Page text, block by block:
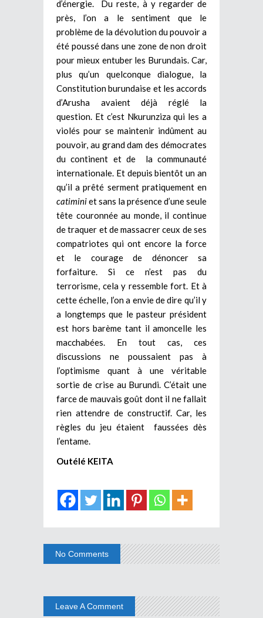
d’énergie. Du reste, à y regarder de
près, l’on a le sentiment que le
problème de la dévolution du pouvoir a
été poussé dans une zone de non droit
pour mieux entuber les Burundais. Car,
plus qu’un quelconque dialogue, la
Constitution burundaise et les accords
d’Arusha avaient déjà réglé la
question. Et c’est Nkurunziza qui les a
violés pour se maintenir indûment au
pouvoir, au grand dam des démocrates
du continent et de la communauté
internationale. Et depuis bientôt un an
qu’il a prêté serment pratiquement en
catiminiet sans la présence d’une seule
tête couronnée au monde, il continue
de traquer et de massacrer ceux de ses
compatriotes qui ont encore la force
et le courage de dénoncer sa
forfaiture. Si ce n’est pas du
terrorisme, cela y ressemble fort. Et à
cette échelle, l’on a envie de dire qu’il y
a longtemps que le pasteur président
est hors barème tant il amoncelle les
macchabées. En tout cas, ces
discussions ne poussaient pas à
l’optimisme quant à une véritable
sortie de crise au Burundi. C’était une
farce de mauvais goût dont il ne fallait
rien attendre de constructif. Car, les
règles du jeu étaient faussées dès
l’entame.
Outélé KEITA
No Comments
Leave A Comment